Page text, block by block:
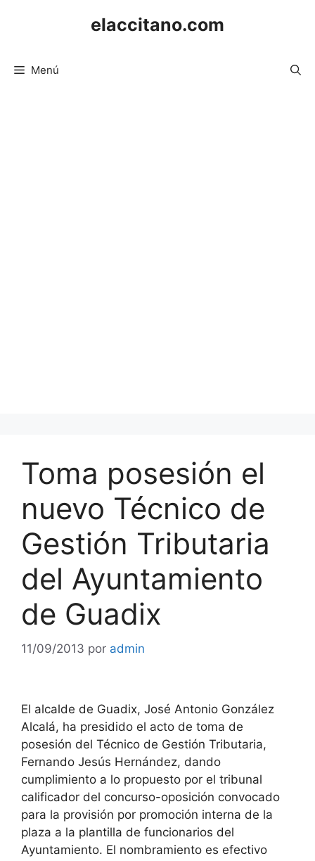
elaccitano.com
Menú
Toma posesión el
nuevo Técnico de
Gestión Tributaria
del Ayuntamiento
de Guadix
11/09/2013 por admin
El alcalde de Guadix, José Antonio González
Alcalá, ha presidido el acto de toma de
posesión del Técnico de Gestión Tributaria,
Fernando Jesús Hernández, dando
cumplimiento a lo propuesto por el tribunal
calificador del concurso-oposición convocado
para la provisión por promoción interna de la
plaza a la plantilla de funcionarios del
Ayuntamiento. El nombramiento es efectivo